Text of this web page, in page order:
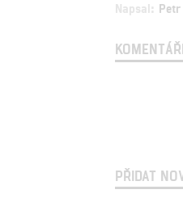
Napsal:
PŘIDAT